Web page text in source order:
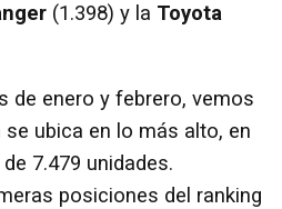
(1.398) y la Toyota
de enero y febrero, vemos
se ubica en lo más alto, en
7.479 unidades.
posiciones del ranking